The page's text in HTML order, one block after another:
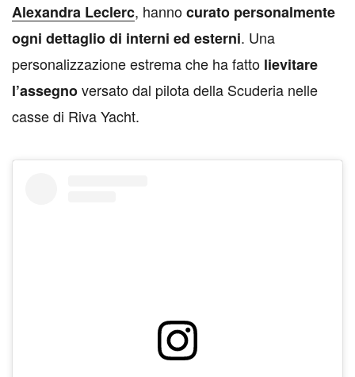
Alexandra Leclerc, hannocurato personalmente
ogni dettaglio di interni ed esterni. Una
personalizzazione estrema che ha fatto lievitare
l’assegnoversato dal pilota della Scuderia nelle
casse di Riva Yacht.